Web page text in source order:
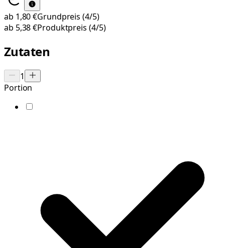
ab 1,80 €Grundpreis (4/5)
ab 5,38 €Produktpreis (4/5)
Zutaten
1
Portion